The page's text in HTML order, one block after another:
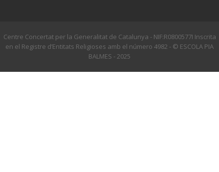
Centre Concertat per la Generalitat de Catalunya - NIF:R0800577I Inscrita
en el Registre d’Entitats Religioses amb el número 4982 - © ESCOLA PIA
BALMES - 2025